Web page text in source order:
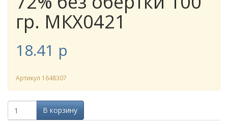
гр. МКХ0421
18.41 p
Артикул 1648307
В корзину